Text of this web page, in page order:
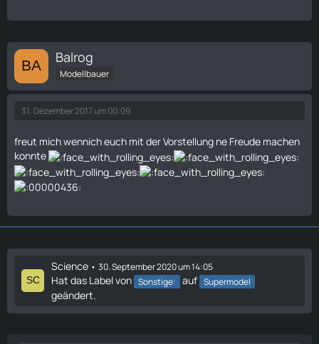
Balrog
Modellbauer
31. Dezember 2017 um 00:09
freut mich wennich euch mit der Vorstellung ne Freude machen
konnte
Science 30. September 2020 um 14:05
Hat das Label von Sonstige: auf Supermodel
geändert.